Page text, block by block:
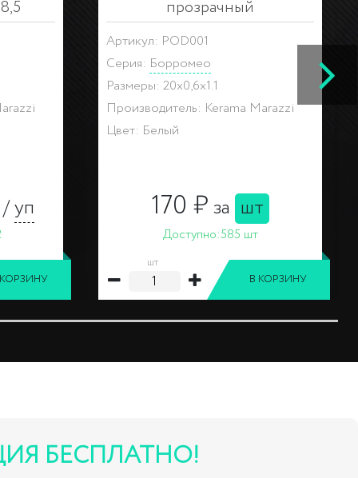
Артикул: HGD\A308\9016
Серия:Монпарнас
Размеры: 8,5x28,5x0.8
Производитель: Kerama Marazzi
Цвет: Разноцветный
302 ₽за шт
Доступно:26 шт
шт
В КОРЗИНУ
БЕСПЛАТНО!